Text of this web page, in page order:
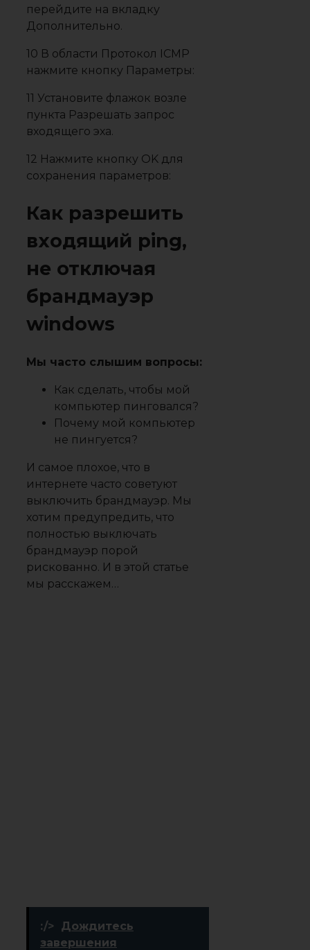
перейдите на вкладку
Дополнительно.
10 В области Протокол ICMP
нажмите кнопку Параметры:
11 Установите флажок возле
пункта Разрешать запрос
входящего эха.
12 Нажмите кнопку OK для
сохранения параметров:
Как разрешить
входящий ping,
не отключая
брандмауэр
windows
Мы часто слышим вопросы:
Как сделать, чтобы мой
компьютер пинговался?
Почему мой компьютер
не пингуется?
И самое плохое, что в
интернете часто советуют
выключить брандмауэр. Мы
хотим предупредить, что
полностью выключать
брандмауэр порой
рискованно. И в этой статье
мы расскажем…
:/>
Дождитесь
завершения